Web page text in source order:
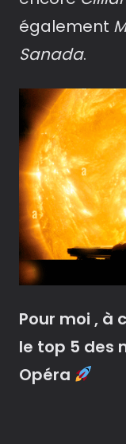
également
Sanada.
Pour moi , à
le top 5 des
Opéra